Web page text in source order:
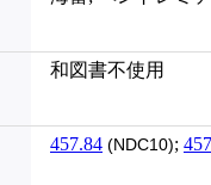
和図書不使用
457.84 (NDC10);